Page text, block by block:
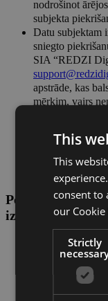
nodrošinot
subjekta
Datu subjektam
sniegto
SIA “REDZI
apstrāde, kas
mērķim, vairs
Piekrišanas
laikā, kad datu
atsaukšanai nav
nevar apturēt
Personas datu
izmanto šādus
tik ilgi, cik
kārtību Datu
savas leģitīmās
tiesību
This
This
consent to
our Cookie
Strictly